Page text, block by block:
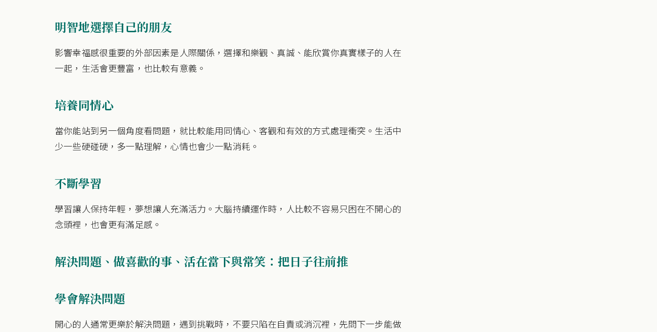
明智地選擇自己的朋友
影響幸福感很重要的外部因素是人際關係，選擇和樂觀、真誠、能欣賞你真實樣子的人在
一起，生活會更豐富，也比較有意義。
培養同情心
當你能站到另一個角度看問題，就比較能用同情心、客觀和有效的方式處理衝突。生活中
少一些硬碰硬，多一點理解，心情也會少一點消耗。
不斷學習
學習讓人保持年輕，夢想讓人充滿活力。大腦持續運作時，人比較不容易只困在不開心的
念頭裡，也會更有滿足感。
解決問題、做喜歡的事、活在當下與常笑：把日子往前推
學會解決問題
開心的人通常更樂於解決問題，遇到挑戰時，不要只陷在自責或消沉裡，先問下一步能做